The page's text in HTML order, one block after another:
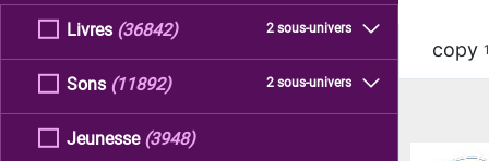
Livres 2 sous-univers
(36842)
Sons 2 sous-univers
(11892)
Jeunesse (3948)
copy